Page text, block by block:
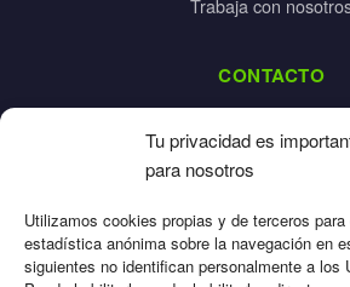
Tu privacidad es
para nosotros
Utilizamos cookies propias y de terceros
estadística anónima sobre la navegación en
siguientes no identifican personalmente a los
Trabaja con
CONTACTO
925 532 213